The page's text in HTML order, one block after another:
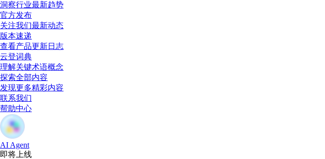
洞察行业最新趋势
官方发布
关注我们最新动态
版本速递
查看产品更新日志
云登词典
理解关键术语概念
探索全部内容
发现更多精彩内容
联系我们
帮助中心
AI Agent
即将上线